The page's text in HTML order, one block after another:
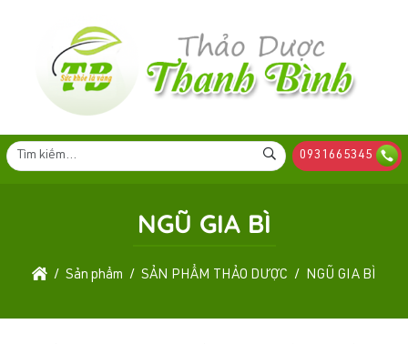
0931665345
NGŨ GIA BÌ
Sản phẩm SẢN PHẨM THẢO DƯỢC NGŨ GIA BÌ